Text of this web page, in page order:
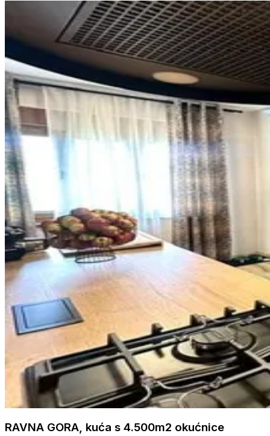
RAVNA GORA, kuća s 4.500m2 okućnice